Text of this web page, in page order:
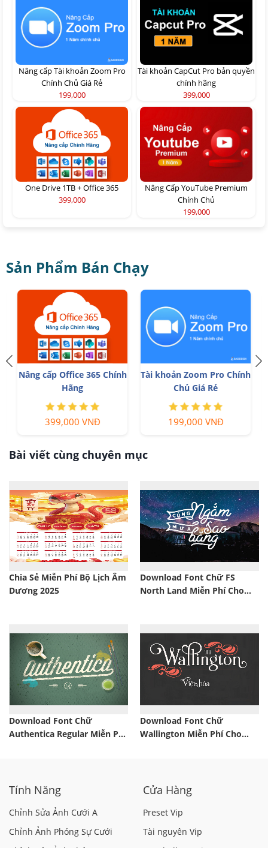
Nâng cấp Tài khoản Zoom Pro
Chính Chủ Giá Rẻ
199,000
Tài khoản CapCut Pro bản quyền
chính hãng
399,000
One Drive 1TB + Office 365
399,000
Nâng Cấp YouTube Premium
Chính Chủ
199,000
Sản Phẩm Bán Chạy
Nâng cấp Office 365 Chính
Hãng
399,000 VNĐ
Tài khoản Zoom Pro Chính
Chủ Giá Rẻ
199,000 VNĐ
Bài viết cùng chuyên mục
Chia Sẻ Miễn Phí Bộ Lịch Âm
Dương 2025
Download Font Chữ FS
North Land Miễn Phí Cho
Download Font Chữ
Authentica Regular Miễn Phí
Download Font Chữ
Wallington Miễn Phí Cho
Tính Năng
Chỉnh Sửa Ảnh Cưới A
Chỉnh Ảnh Phóng Sự Cưới
Cửa Hàng
Preset Vip
Tài nguyên Vip